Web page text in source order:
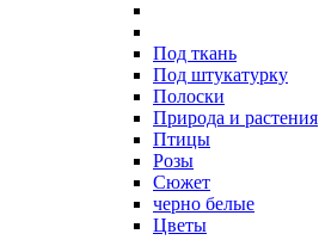
Под ткань
Под штукатурку
Полоски
Природа и растения
Птицы
Розы
Сюжет
черно белые
Цветы